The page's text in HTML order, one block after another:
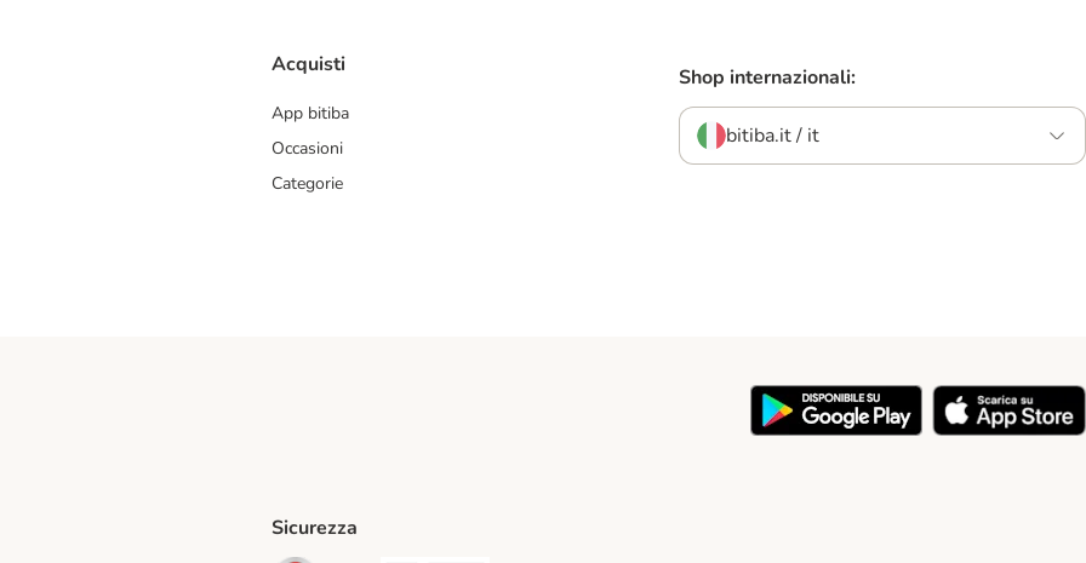
Acquisti
App bitiba
Occasioni
Categorie
Shop internazionali:
bitiba.it / it
Sicurezza